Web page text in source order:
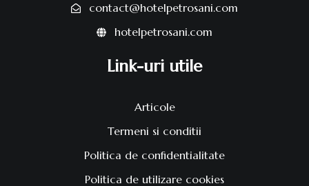
contact@hotelpetrosani.com
hotelpetrosani.com
Link-uri utile
Articole
Termeni si conditii
Politica de confidentialitate
Politica de utilizare cookies